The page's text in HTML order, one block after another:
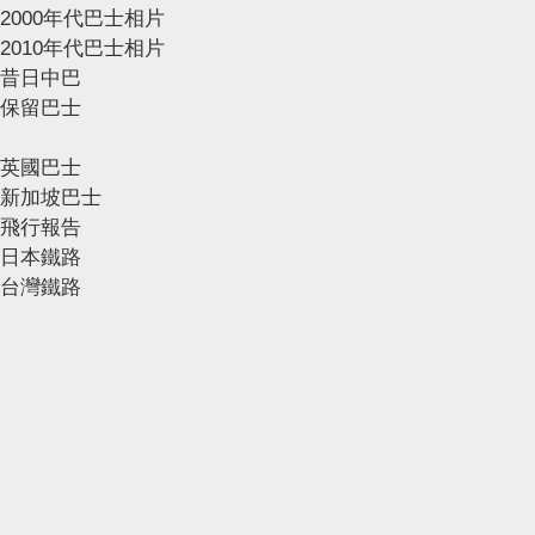
2000年代巴士相片
2010年代巴士相片
昔日中巴
保留巴士
英國巴士
新加坡巴士
飛行報告
日本鐵路
台灣鐵路